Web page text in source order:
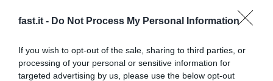
fast.it - Do Not Process My Personal Information
If you wish to opt-out of the sale, sharing to third parties, or
processing of your personal or sensitive information for
targeted advertising by us, please use the below opt-out
Sint Pieter in Rome - streetview in
8 jaren geleden 360